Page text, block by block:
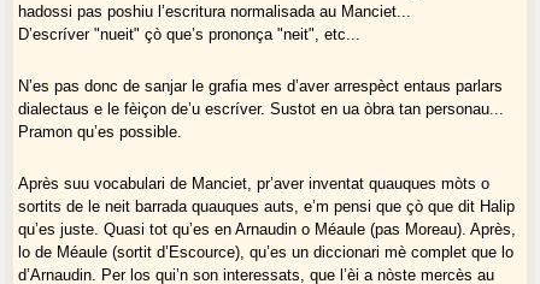
hadossi pas poshiu l’escritura normalisada au Manciet...
D’escríver "nueit" çò que’s prononça "neit", etc...
N’es pas donc de sanjar le grafia mes d’aver arrespèct entaus parlars
dialectaus e le fèiçon de’u escríver. Sustot en ua òbra tan personau...
Pramon qu’es possible.
Après suu vocabulari de Manciet, pr’aver inventat quauques mòts o
sortits de le neit barrada quauques auts, e’m pensi que çò que dit Halip
qu’es juste. Quasi tot qu’es en Arnaudin o Méaule (pas Moreau). Après,
lo de Méaule (sortit d’Escource), qu’es un diccionari mè complet que lo
d’Arnaudin. Per los qui’n son interessats, que l’èi a nòste mercès au